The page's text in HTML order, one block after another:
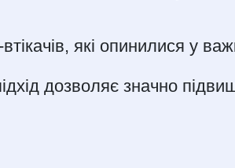
які опинилися у
дозволяє значно